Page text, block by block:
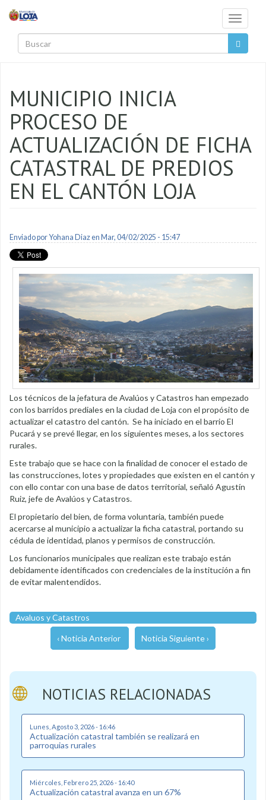
Toggle
MUNICIPIO INICIA
PROCESO DE
ACTUALIZACIÓN DE FICHA
CATASTRAL DE PREDIOS
EN EL CANTÓN LOJA
Enviado porYohana Diazen Mar, 04/02/2025 - 15:47
Los técnicos de la jefatura de Avalúos y Catastros han empezado
con los barridos prediales en la ciudad de Loja con el propósito de
actualizar el catastro del cantón. Se ha iniciado en el barrio El
Pucará y se prevé llegar, en los siguientes meses, a los sectores
rurales.
Este trabajo que se hace con la finalidad de conocer el estado de
las construcciones, lotes y propiedades que existen en el cantón y
con ello contar con una base de datos territorial, señaló Agustín
Ruiz, jefe de Avalúos y Catastros.
El propietario del bien, de forma voluntaria, también puede
acercarse al municipio a actualizar la ficha catastral, portando su
cédula de identidad, planos y permisos de construcción.
Los funcionarios municipales que realizan este trabajo están
debidamente identificados con credenciales de la institución a fin
de evitar malentendidos.
Avaluos y Catastros
‹ Noticia Anterior Noticia Siguiente ›
NOTICIAS RELACIONADAS
Lunes, Agosto 3, 2026 - 16:46
Actualización catastral también se realizará en
parroquias rurales
Miércoles, Febrero 25, 2026 - 16:40
Actualización catastral avanza en un 67%